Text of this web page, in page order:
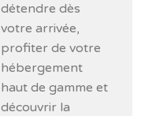
détendre dès
votre arrivée,
profiter de votre
hébergement
haut de gamme et
découvrir la